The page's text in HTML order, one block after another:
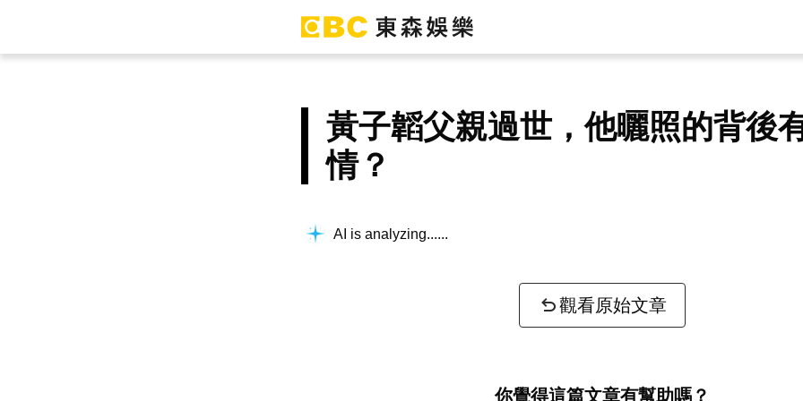
黃子韜父親過世，他曬照的背後
情？
AI is analyzing...
觀看原始文章
你覺得這篇文章有幫助嗎？